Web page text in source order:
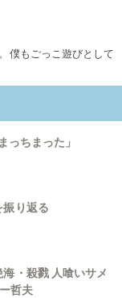
僕もごっこ遊びとして
ちまった」
振り返る
・殺戮 人喰いサメ
哲夫